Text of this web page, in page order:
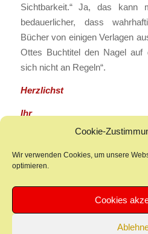
Cookie-
Wir verwenden Cookies, um unsere
optimieren.
Cookies
Sichtbarkeit.“ Ja, das kann
bedauerlicher, dass
Bücher von einigen Verlagen
Ottes Buchtitel den Nagel auf
sich nicht an Regeln“.
Herzlichst
Ihr